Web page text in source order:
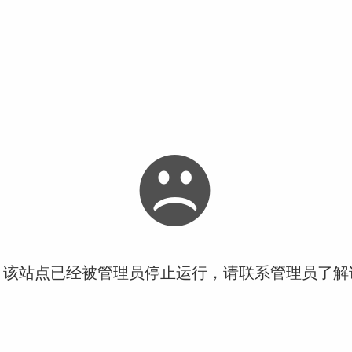
站点已经被管理员停止运行，请联系管理员了